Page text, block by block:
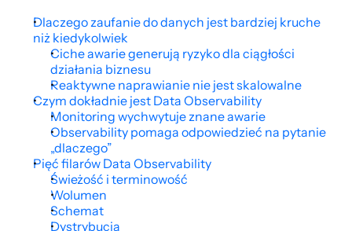
Dlaczego zaufanie do danych jest bardziej kruche
niż kiedykolwiek
Ciche awarie generują ryzyko dla ciągłości
działania biznesu
Reaktywne naprawianie nie jest skalowalne
Czym dokładnie jest Data Observability
Monitoring wychwytuje znane awarie
Observability pomaga odpowiedzieć na pytanie
„dlaczego”
Pięć filarów Data Observability
Świeżość i terminowość
Wolumen
Schemat
Dystrybucja